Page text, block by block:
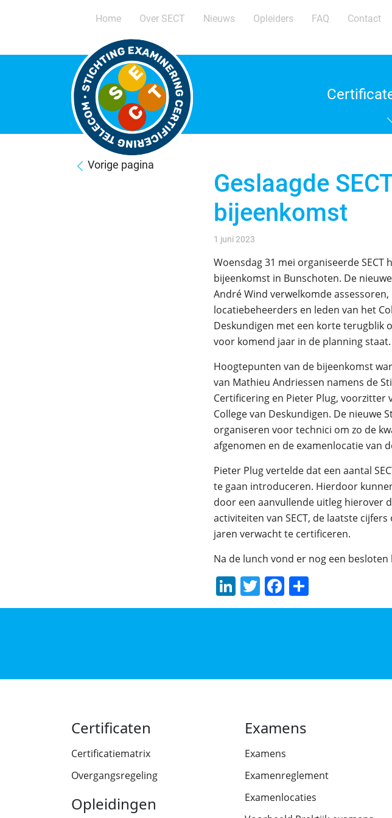
Home Over SECT Nieuws Opleiders FAQ Contact
Vorige pagina
Geslaagde
bijeenkomst
1 juni 2023
Woensdag 31 mei organiseerde SECT
bijeenkomst in Bunschoten. De
André Wind verwelkomde
locatiebeheerders en leden van het
Deskundigen met een korte terugblik
voor komend jaar in de planning staat.
Hoogtepunten van de bijeenkomst
van Mathieu Andriessen namens de
Certificering en Pieter Plug, voorzitter
College van Deskundigen. De
organiseren voor technici om zo de
afgenomen en de examenlocatie van
Pieter Plug vertelde dat een aantal
te gaan introduceren. Hierdoor
door een aanvullende uitleg hierover
activiteiten van SECT, de laatste
jaren verwacht te certificeren.
Na de lunch vond er nog een
LinkedIn
TwitterFacebook
Certificaten
Certificatiematrix
Overgangsregeling
Opleidingen
Examens
Examens
Examenreglement
Examenlocaties